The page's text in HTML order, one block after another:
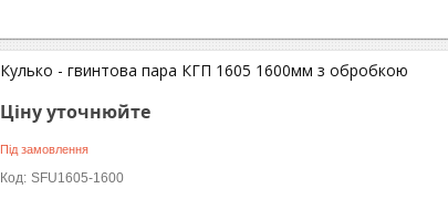
Кулько - гвинтова пара КГП 1605 1600мм з обробкою
Ціну уточнюйте
Під замовлення
SFU1605-1600